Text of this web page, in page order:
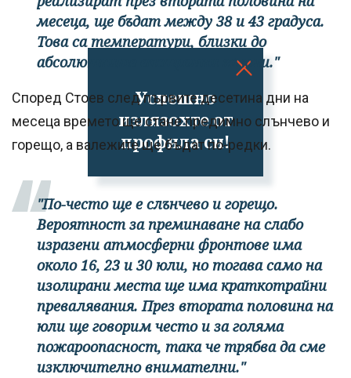
Успешно
излязохте от
профила си!
месеца, ще бъдат между 38 и 43 градуса.
Това са температури, близки до
абсолютните екстремни за юли."
Според Стоев след първите десетина дни на
месеца времето ще стане предимно слънчево и
горещо, а валежите ще бъдат по-редки.
"По-често ще е слънчево и горещо.
Вероятност за преминаване на слабо
изразени атмосферни фронтове има
около 16, 23 и 30 юли, но тогава само на
изолирани места ще има краткотрайни
превалявания. През втората половина на
юли ще говорим често и за голяма
пожароопасност, така че трябва да сме
изключително внимателни."